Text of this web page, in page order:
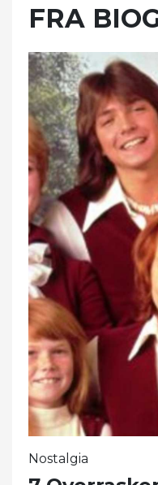
FRA
Nostalgia